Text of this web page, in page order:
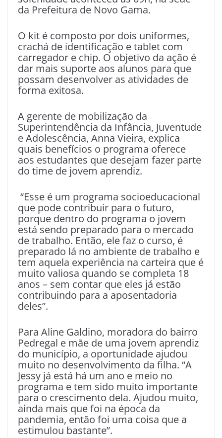
da Prefeitura de Novo Gama.
O kit é composto por dois uniformes,
crachá de identificação e tablet com
carregador e chip. O objetivo da ação é
dar mais suporte aos alunos para que
possam desenvolver as atividades de
forma exitosa.
A gerente de mobilização da
Superintendência da Infância, Juventude
e Adolescência, Anna Vieira, explica
quais benefícios o programa oferece
aos estudantes que desejam fazer parte
do time de jovem aprendiz.
“Esse é um programa socioeducacional
que pode contribuir para o futuro,
porque dentro do programa o jovem
está sendo preparado para o mercado
de trabalho. Então, ele faz o curso, é
preparado lá no ambiente de trabalho e
tem aquela experiência na carteira que é
muito valiosa quando se completa 18
anos – sem contar que eles já estão
contribuindo para a aposentadoria
deles”.
Para Aline Galdino, moradora do bairro
Pedregal e mãe de uma jovem aprendiz
do município, a oportunidade ajudou
muito no desenvolvimento da filha. “A
Jessy já está há um ano e meio no
programa e tem sido muito importante
para o crescimento dela. Ajudou muito,
ainda mais que foi na época da
pandemia, então foi uma coisa que a
estimulou bastante”.